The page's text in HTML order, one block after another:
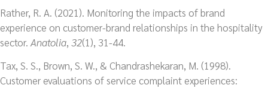
Rather, R. A. (2021). Monitoring the impacts of brand
experience on customer-brand relationships in the hospitality
sector. Anatolia, 32(1), 31-44.
Tax, S. S., Brown, S. W., & Chandrashekaran, M. (1998).
Customer evaluations of service complaint experiences: